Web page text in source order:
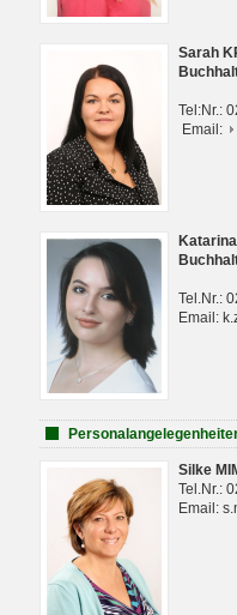
Sarah
Tel:Nr.:
Email:
Tel.Nr.:
Email:
Silke
Tel.Nr.:
Email: